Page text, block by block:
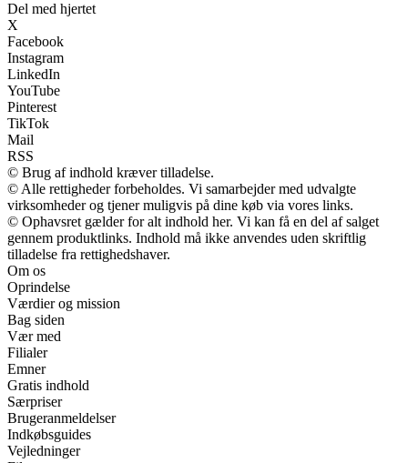
Del med hjertet
X
Facebook
Instagram
LinkedIn
YouTube
Pinterest
TikTok
Mail
RSS
© Brug af indhold kræver tilladelse.
© Alle rettigheder forbeholdes. Vi samarbejder med udvalgte
virksomheder og tjener muligvis på dine køb via vores links.
© Ophavsret gælder for alt indhold her. Vi kan få en del af salget
gennem produktlinks. Indhold må ikke anvendes uden skriftlig
tilladelse fra rettighedshaver.
Om os
Oprindelse
Værdier og mission
Bag siden
Vær med
Filialer
Emner
Gratis indhold
Særpriser
Brugeranmeldelser
Indkøbsguides
Vejledninger